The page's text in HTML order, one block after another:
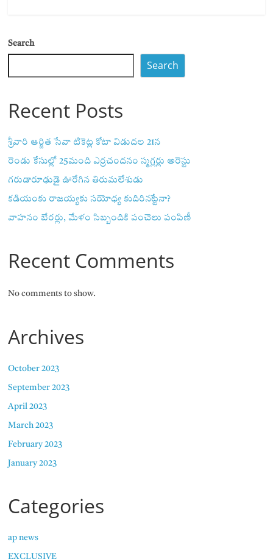
Search
Search
Recent Posts
శ్రీవారి ఆర్జిత సేవా టికెట్ల కోటా విడుదల 21న
రెండు కేసుల్లో 25మంది ఎర్రచందనం స్మగ్లర్లు అరెస్టు
గరుడారూఢుడై ఊరేగిన తిరుమలేశుడు
కడియంకు రాజయ్యకు సయోధ్య కుదిరినట్టేనా?
వాహ‌నం బేర‌ర్లు, మేళం సిబ్బందికి పంచెలు పంపిణీ
Recent Comments
No comments to show.
Archives
October 2023
September 2023
April 2023
March 2023
February 2023
January 2023
Categories
ap news
EXCLUSIVE